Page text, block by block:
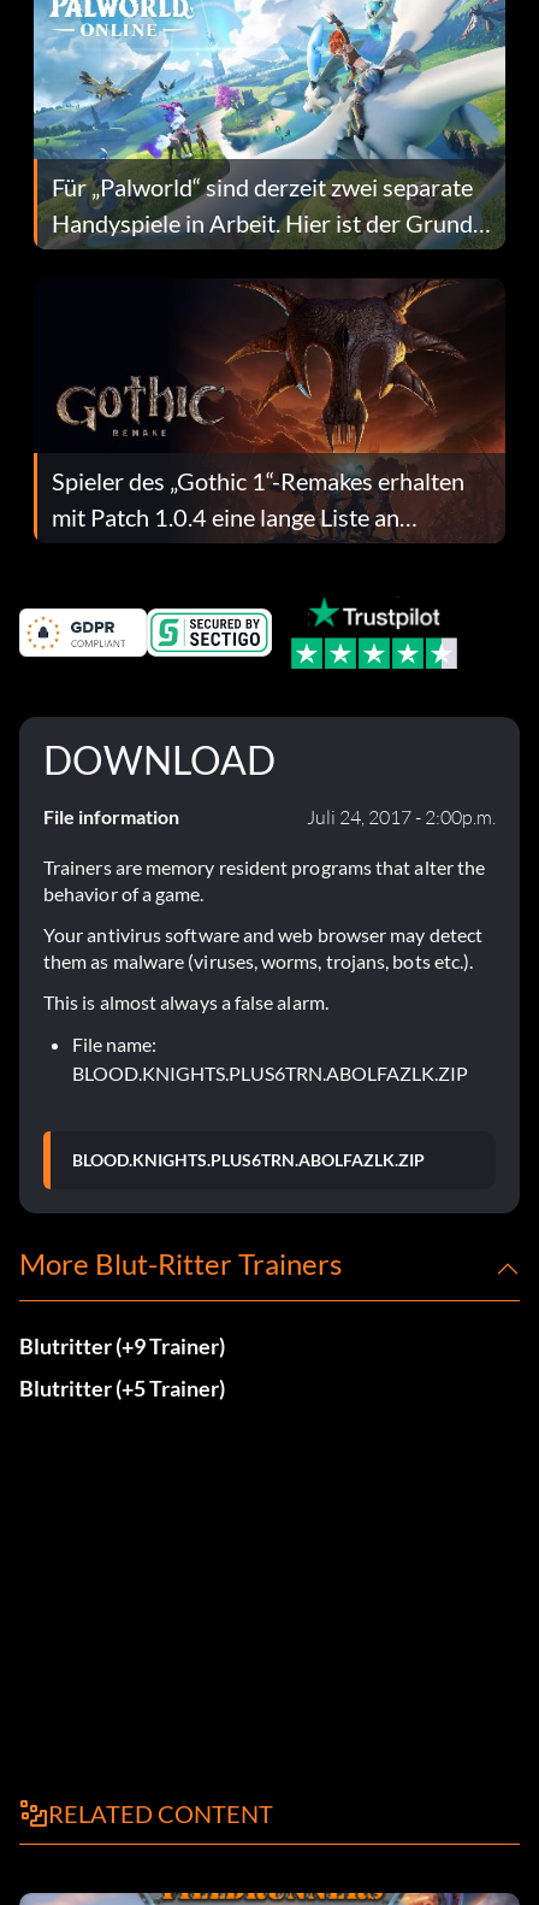
Für „Palworld“ sind derzeit zwei separate
Handyspiele in Arbeit. Hier ist der Grund
dafür.
Spieler des „Gothic 1“-Remakes erhalten
mit Patch 1.0.4 eine lange Liste an
Fehlerbehebungen
DOWNLOAD
File information Juli 24, 2017 - 2:00p.m.
Trainers are memory resident programs that alter the
behavior of a game.
Your antivirus software and web browser may detect
them as malware (viruses, worms, trojans, bots etc.).
This is almost always a false alarm.
File name:
BLOOD.KNIGHTS.PLUS6TRN.ABOLFAZLK.ZIP
BLOOD.KNIGHTS.PLUS6TRN.ABOLFAZLK.ZIP
More Blut-Ritter Trainers
Blutritter (+9 Trainer)
Blutritter (+5 Trainer)
RELATED CONTENT